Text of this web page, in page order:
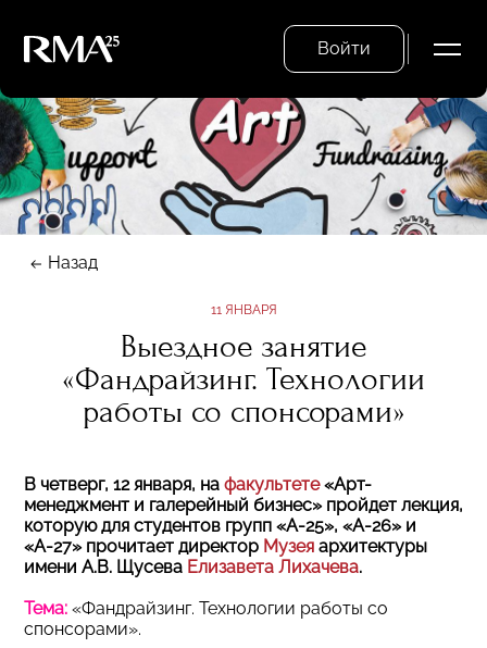
Войти
Назад
11 ЯНВАРЯ
Выездное занятие
«Фандрайзинг. Технологии
работы со спонсорами»
В четверг, 12 января, на факультете«Арт-
менеджмент и галерейный бизнес» пройдет лекция,
которую для студентов групп «А-25», «А-26» и
«А-27» прочитает директор Музея архитектуры
имени А.В. Щусева Елизавета Лихачева.
Тема: «Фандрайзинг. Технологии работы со
спонсорами».